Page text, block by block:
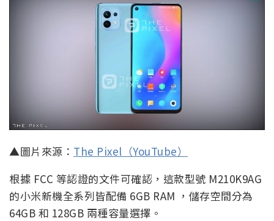
▲圖片來源： The Pixel（YouTube）
根據 FCC 等認證的文件可確認，這款型號 M210K9AG
的小米新機全系列皆配備 6GB RAM ，儲存空間分為
64GB 和 128GB 兩種容量選擇。